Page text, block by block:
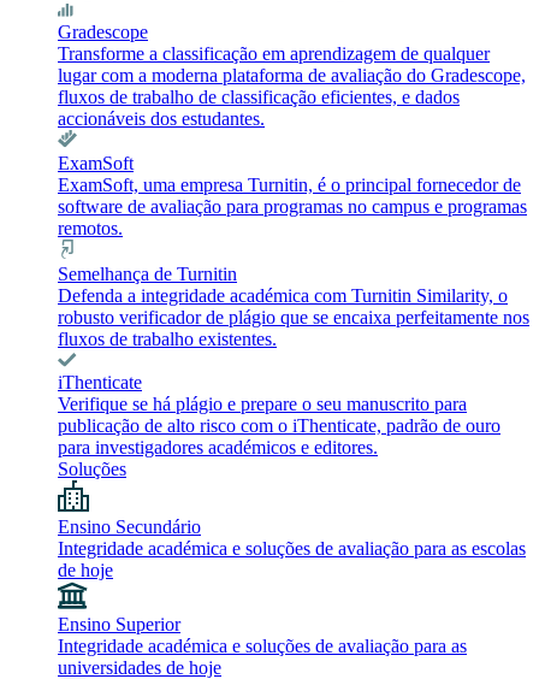
Gradescope
Transforme a classificação em aprendizagem de qualquer
lugar com a moderna plataforma de avaliação do Gradescope,
fluxos de trabalho de classificação eficientes, e dados
accionáveis dos estudantes.
ExamSoft
ExamSoft, uma empresa Turnitin, é o principal fornecedor de
software de avaliação para programas no campus e programas
remotos.
Semelhança de Turnitin
Defenda a integridade académica com Turnitin Similarity, o
robusto verificador de plágio que se encaixa perfeitamente nos
fluxos de trabalho existentes.
iThenticate
Verifique se há plágio e prepare o seu manuscrito para
publicação de alto risco com o iThenticate, padrão de ouro
para investigadores académicos e editores.
Soluções
Ensino Secundário
Integridade académica e soluções de avaliação para as escolas
de hoje
Ensino Superior
Integridade académica e soluções de avaliação para as
universidades de hoje